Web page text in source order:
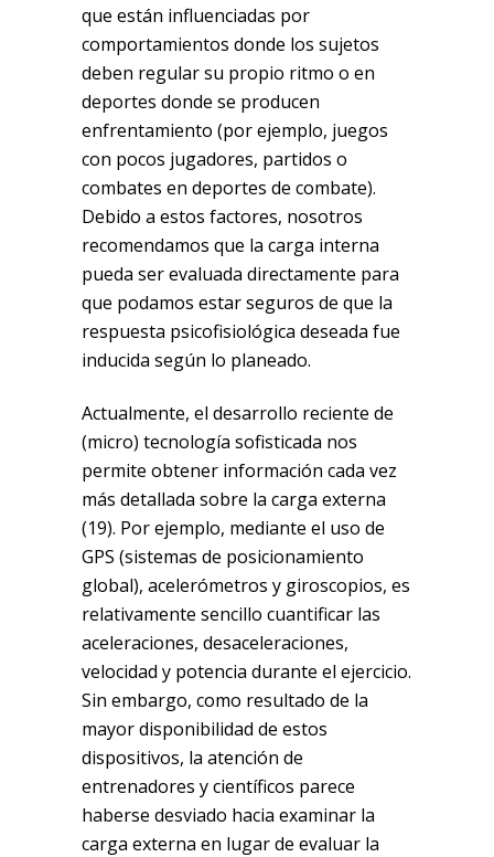
que están influenciadas por
comportamientos donde los sujetos
deben regular su propio ritmo o en
deportes donde se producen
enfrentamiento (por ejemplo, juegos
con pocos jugadores, partidos o
combates en deportes de combate).
Debido a estos factores, nosotros
recomendamos que la carga interna
pueda ser evaluada directamente para
que podamos estar seguros de que la
respuesta psicofisiológica deseada fue
inducida según lo planeado.
Actualmente, el desarrollo reciente de
(micro) tecnología sofisticada nos
permite obtener información cada vez
más detallada sobre la carga externa
(19). Por ejemplo, mediante el uso de
GPS (sistemas de posicionamiento
global), acelerómetros y giroscopios, es
relativamente sencillo cuantificar las
aceleraciones, desaceleraciones,
velocidad y potencia durante el ejercicio.
Sin embargo, como resultado de la
mayor disponibilidad de estos
dispositivos, la atención de
entrenadores y científicos parece
haberse desviado hacia examinar la
carga externa en lugar de evaluar la